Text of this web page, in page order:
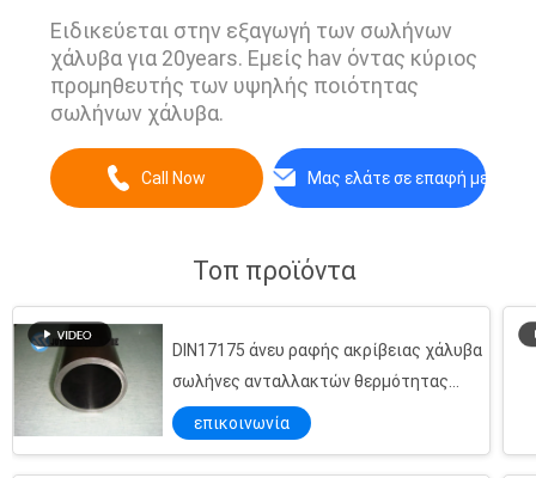
Ειδικεύεται στην εξαγωγή των σωλήνων
χάλυβα για 20years. Εμείς hav όντας κύριος
προμηθευτής των υψηλής ποιότητας
σωλήνων χάλυβα.
Call Now Μας ελάτε σε επαφή με
Τοπ προϊόντα
DIN17175 άνευ ραφής ακρίβειας χάλυβα
σωλήνες ανταλλακτών θερμότητας
σωλήνων 13CrMo44 άνευ ραφής
επικοινωνία